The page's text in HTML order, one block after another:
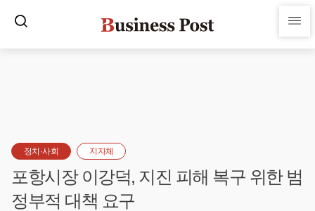
정치·사회 지자체
포항시장 이강덕, 지진 피해 복구 위한 범
정부적 대책 요구